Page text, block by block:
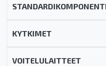
KYTKIMET
VOITELULAITTEET